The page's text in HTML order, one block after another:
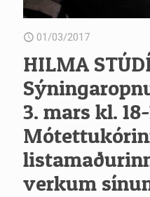
01/03/2017
HILMA
3. mars kl.
verkum